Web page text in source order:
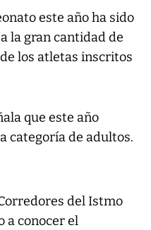
este año ha sido
la gran cantidad de
los atletas inscritos
que este año
categoría de adultos.
del Istmo
a conocer el